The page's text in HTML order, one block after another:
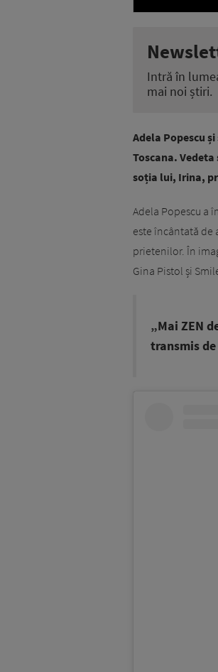
Intră în
mai noi știri.
Adela Popescu
Toscana.
soția lui, Irina,
Adela Popescu a
este încântată de
prietenilor. În
Gina Pistol și
„Mai ZEN
transmis